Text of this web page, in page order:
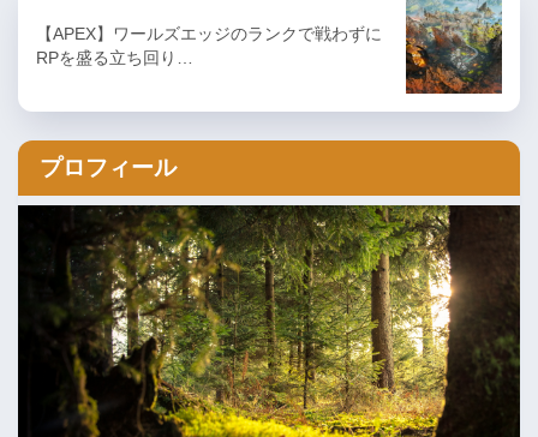
【APEX】ワールズエッジのランクで戦わずに
RPを盛る立ち回り…
プロフィール